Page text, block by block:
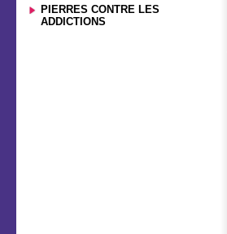
PIERRES CONTRE LES
ADDICTIONS